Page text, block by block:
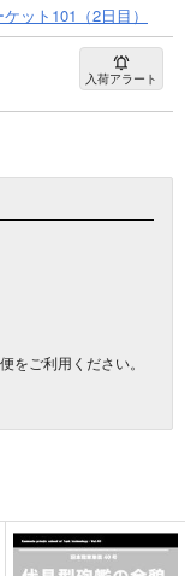
ット101（2日目）
入荷アラート
をご利用ください。